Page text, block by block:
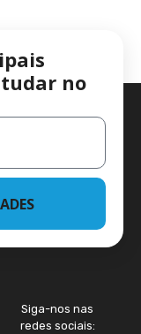
no
Siga-nos nas
redes sociais: